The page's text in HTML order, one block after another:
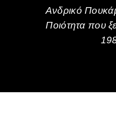
Ανδρικό
Ποιότητα που